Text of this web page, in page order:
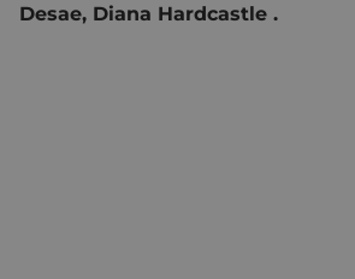
Desae, Diana Hardcastle .